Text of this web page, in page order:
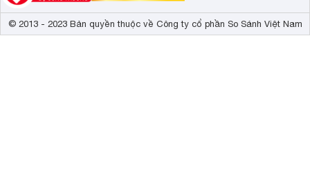
© 2013 - 2023 Bản quyền thuộc về Công ty cổ phần So Sánh Việt Nam